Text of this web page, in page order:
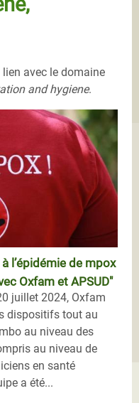
avec le domaine
and hygiene.
l’épidémie de mpox
Oxfam et APSUD"
juillet 2024, Oxfam
dispositifs tout au
au niveau des
au niveau de
en santé
a été...